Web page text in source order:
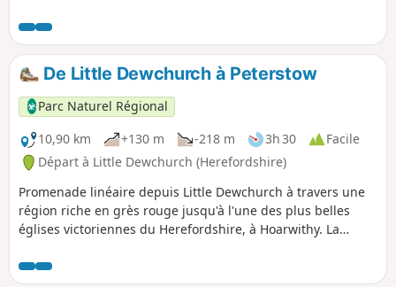
vers The Skirrid (également connu sous le nom de Holy
Mountain), qui culmine à 486 m. Enfin, l'itinéraire arrive à
Abergavenny et se termine à la gare.
De Little Dewchurch à Peterstow
Parc Naturel Régional
10,90 km
+130 m -218 m 3h 30
Facile
Départ à Little Dewchurch (Herefordshire)
Promenade linéaire depuis Little Dewchurch à travers une
région riche en grès rouge jusqu'à l'une des plus belles
églises victoriennes du Herefordshire, à Hoarwithy. La
Bridge, puis continue vers Upper Grove Common et enfin à